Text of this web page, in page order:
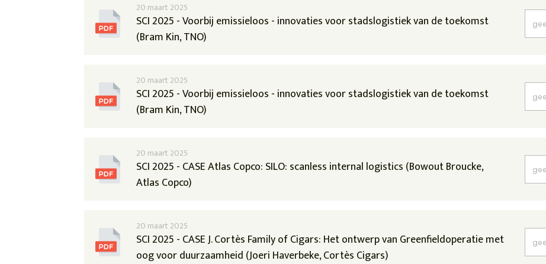
20 maart 2025
SCI 2025 - Voorbij emissieloos - innovaties voor stadslogistiek van de toekomst
(Bram Kin, TNO)
20 maart 2025
SCI 2025 - Voorbij emissieloos - innovaties voor stadslogistiek van de toekomst
(Bram Kin, TNO)
20 maart 2025
SCI 2025 - CASE Atlas Copco: SILO: scanless internal logistics (Bowout Broucke,
Atlas Copco)
20 maart 2025
SCI 2025 - CASE J. Cortès Family of Cigars: Het ontwerp van Greenfieldoperatie met
oog voor duurzaamheid (Joeri Haverbeke, Cortès Cigars)